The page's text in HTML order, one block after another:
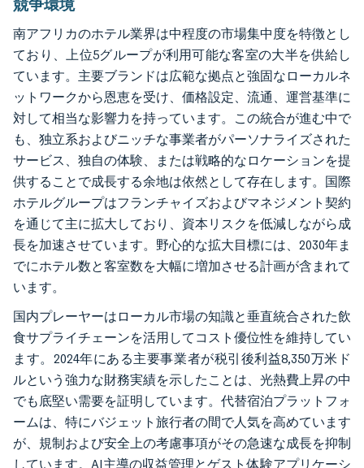
競争環境
南アフリカのホテル業界は中程度の市場集中度を特徴とし
ており、上位5グループが利用可能な客室の大半を供給し
ています。主要ブランドは広範な拠点と強固なローカルネ
ットワークから恩恵を受け、価格設定、流通、運営基準に
対して相当な影響力を持っています。この統合が進む中で
も、独立系およびニッチな事業者がパーソナライズされた
サービス、独自の体験、または戦略的なロケーションを提
供することで成長する余地は依然として存在します。国際
ホテルグループはフランチャイズおよびマネジメント契約
を通じて主に拡大しており、資本リスクを低減しながら成
長を加速させています。野心的な拡大目標には、2030年ま
でにホテル数と客室数を大幅に増加させる計画が含まれて
います。
国内プレーヤーはローカル市場の知識と垂直統合された飲
食サプライチェーンを活用してコスト優位性を維持してい
ます。2024年にある主要事業者が税引後利益8,350万米ド
ルという強力な財務実績を示したことは、光熱費上昇の中
でも底堅い需要を証明しています。代替宿泊プラットフォ
ームは、特にバジェット旅行者の間で人気を高めています
が、規制および安全上の考慮事項がその急速な成長を抑制
しています。AI主導の収益管理とゲスト体験アプリケーシ